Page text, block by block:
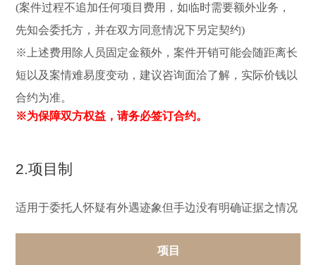
(案件过程不追加任何项目费用，如临时需要额外业务，
先知会委托方，并在双方同意情况下另定契约)
※上述费用除人员固定金额外，案件开销可能会随距离长
短以及案情难易度变动，建议咨询面洽了解，实际价钱以
合约为准。
※为保障双方权益，请务必签订合约。
2.项目制
适用于委托人怀疑有外遇迹象但手边没有明确证据之情况
项目